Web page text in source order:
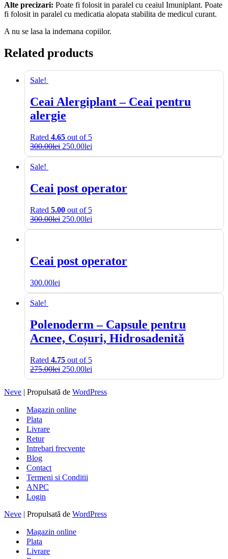
Alte precizari: Poate fi folosit in paralel cu ceaiul Imuniplant. Poate
fi folosit in paralel cu medicatia alopata stabilita de medicul curant.
A nu se lasa la indemana copiilor.
Related products
Sale!
Ceai Alergiplant – Ceai pentru
alergie
Rated 4.65 out of 5
300.00lei 250.00lei
Sale!
Ceai post operator
Rated 5.00 out of 5
300.00lei 250.00lei
Ceai post operator
300.00lei
Sale!
Polenoderm – Capsule pentru
Acnee, Coșuri, Hidrosadenită
Rated 4.75 out of 5
275.00lei 250.00lei
Neve | Propulsată de WordPress
Magazin online
Plata
Livrare
Retur
Intrebari frecvente
Blog
Contact
Termeni si Conditii
ANPC
Login
Neve | Propulsată de WordPress
Magazin online
Plata
Livrare